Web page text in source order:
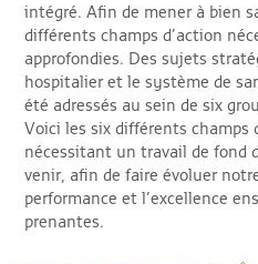
intégré. Afin de mener à bien
différents champs d’action
approfondies. Des sujets
hospitalier et le système de
été adressés au sein de six
Voici les six différents champs
nécessitant un travail de fond
venir, afin de faire évoluer
performance et l’excellence
prenantes.